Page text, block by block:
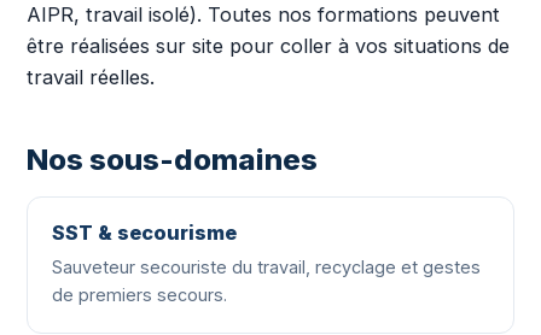
AIPR, travail isolé). Toutes nos formations peuvent
être réalisées sur site pour coller à vos situations de
travail réelles.
Nos sous-domaines
SST & secourisme
Sauveteur secouriste du travail, recyclage et gestes
de premiers secours.